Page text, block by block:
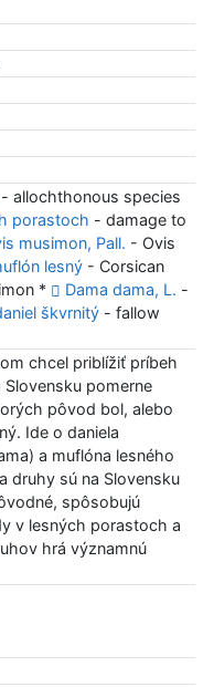
allochthonous species
porastoch - damage to
musimon, Pall. - Ovis
lesný- Corsican
*
Dama dama, L. -
škvrnitý- fallow
chcel priblížiť príbeh
pomerne
pôvod bol, alebo
Ide o daniela
a muflóna lesného
druhy sú na Slovensku
spôsobujú
v lesných porastoch a
hrá významnú